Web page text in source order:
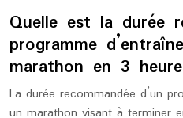
Quelle est la durée
programme
marathon en 3
La durée recommandée d’un
un marathon visant à terminer